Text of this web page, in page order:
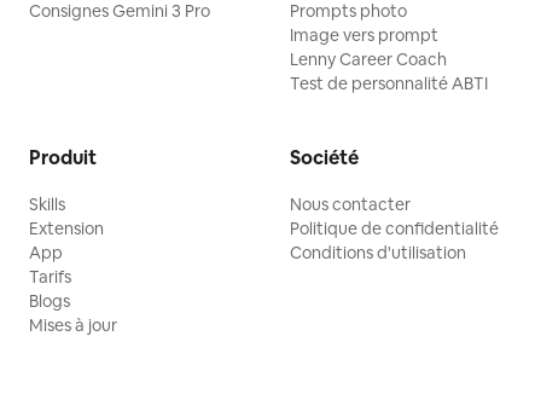
Consignes Gemini 3 Pro
Prompts photo
Image vers prompt
Lenny Career Coach
Test de personnalité ABTI
Produit
Skills
Extension
App
Tarifs
Blogs
Mises à jour
Société
Nous contacter
Politique de confidentialité
Conditions d'utilisation